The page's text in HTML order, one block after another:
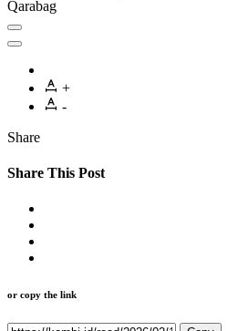
Qarabag
+
-
Share
Share This Post
or copy the link